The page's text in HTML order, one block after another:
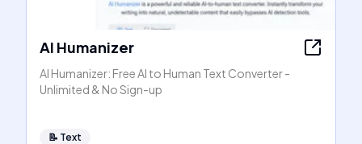
AI Humanizer
AI Humanizer: Free AI to Human Text Converter -
Unlimited & No Sign-up
📝 Text